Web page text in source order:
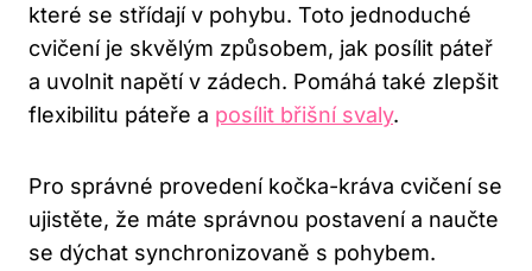
které se ⁢střídají v pohybu. Toto jednoduché
cvičení ⁤je​ skvělým způsobem, jak​ posílit⁤ páteř
a uvolnit napětí v zádech. Pomáhá také zlepšit
flexibilitu páteře a ‌ posílit břišní svaly.
Pro správné provedení ​kočka-kráva cvičení se
ujistěte, že máte správnou‌ postavení a naučte‌
se ‍dýchat⁢ synchronizovaně s pohybem.